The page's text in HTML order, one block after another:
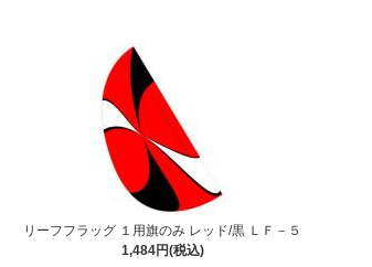
リーフフラッグ １用旗のみ レッド/黒 ＬＦ－５
1,484円(税込)